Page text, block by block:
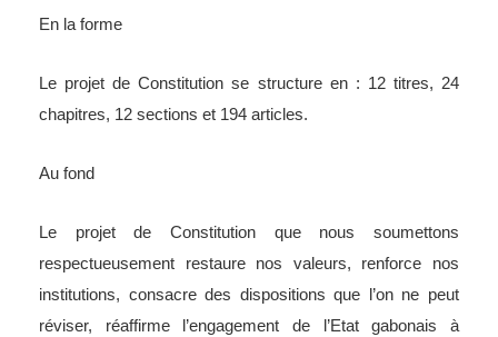
En la forme
Le projet de Constitution se structure en : 12 titres, 24
chapitres, 12 sections et 194 articles.
Au fond
Le projet de Constitution que nous soumettons
respectueusement restaure nos valeurs, renforce nos
institutions, consacre des dispositions que l’on ne peut
réviser, réaffirme l’engagement de l’Etat gabonais à